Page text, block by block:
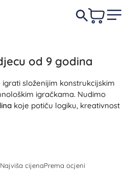
od 9 godina
složenijim konstrukcijskim
igračkama. Nudimo
koje potiču logiku, kreativnost
vrijednost.
Najviša cijenaPrema ocjeni